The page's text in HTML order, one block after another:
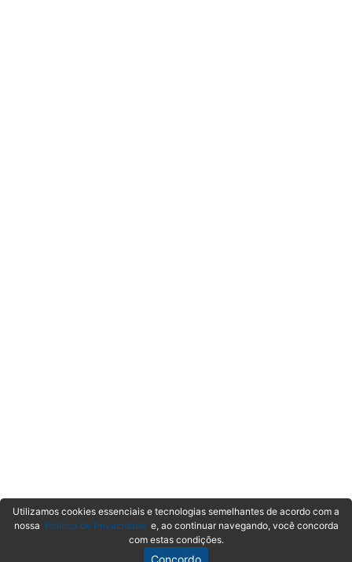
Utilizamos cookies essenciais e tecnologias semelhantes de acordo com a
nossa Política de Privacidadee, ao continuar navegando, você concorda
com estas condições.
Concordo